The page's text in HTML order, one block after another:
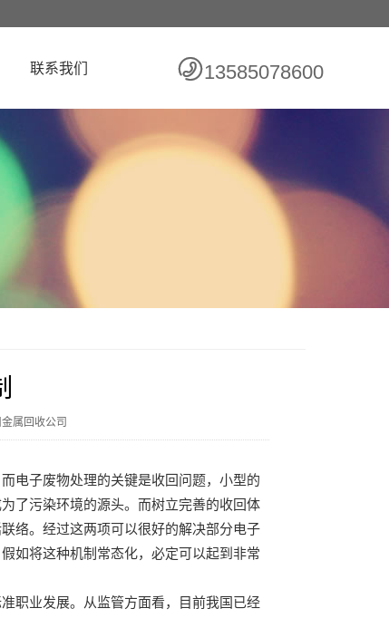
13585078600
联系我们
属回收公司
电子废物处理的关键是收回问题，小型的
了污染环境的源头。而树立完善的收回体
络。经过这两项可以很好的解决部分电子
如将这种机制常态化，必定可以起到非常
职业发展。从监管方面看，目前我国已经